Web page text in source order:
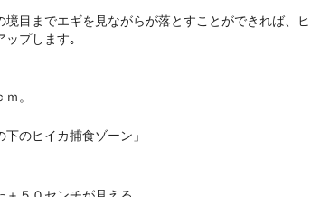
境目までエギを見ながらが落とすことができれば、
ップします｡
。
のヒイカ捕食ゾーン」